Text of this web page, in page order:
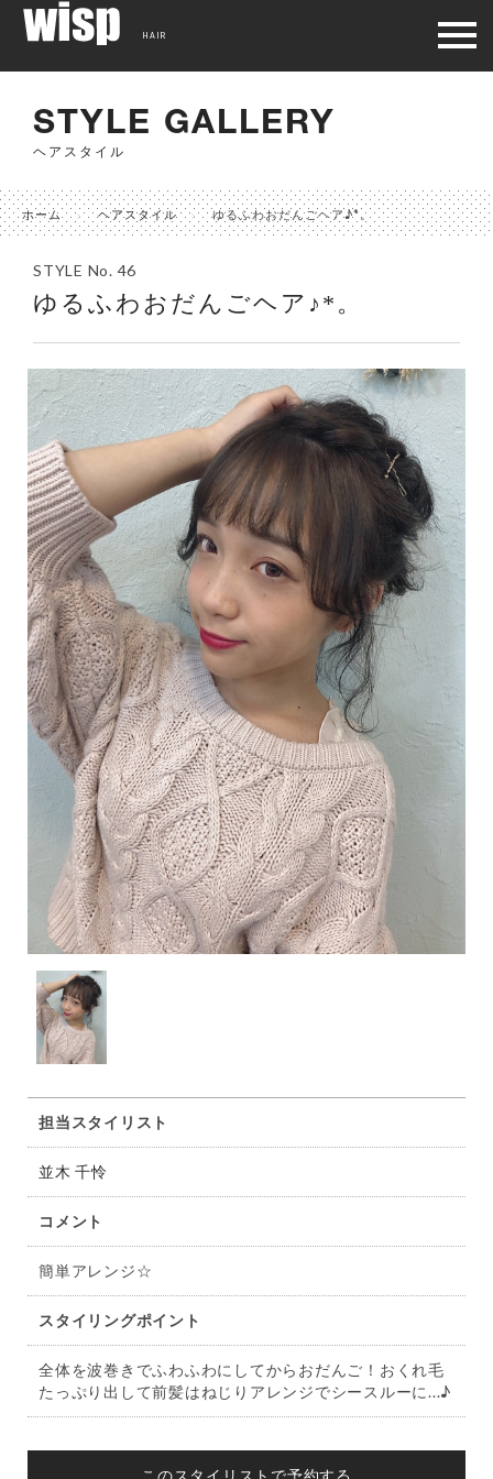
STYLE GALLERY
ヘアスタイル
ホーム ヘアスタイル ゆるふわおだんごヘア♪*。
STYLE No. 46
ゆるふわおだんごヘア♪*。
担当スタイリスト
並木 千怜
コメント
簡単アレンジ☆
スタイリングポイント
全体を波巻きでふわふわにしてからおだんご！おくれ毛
たっぷり出して前髪はねじりアレンジでシースルーに...♪
このスタイリストで予約する
HAIR